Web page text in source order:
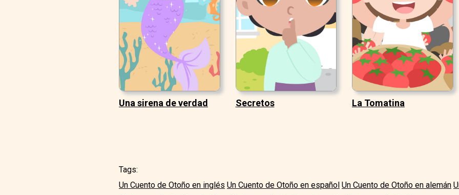
Una sirena de verdad Secretos La Tomatina
Tags:
Un Cuento de Otoño en inglés Un Cuento de Otoño en español Un Cuento de Otoño en alemán